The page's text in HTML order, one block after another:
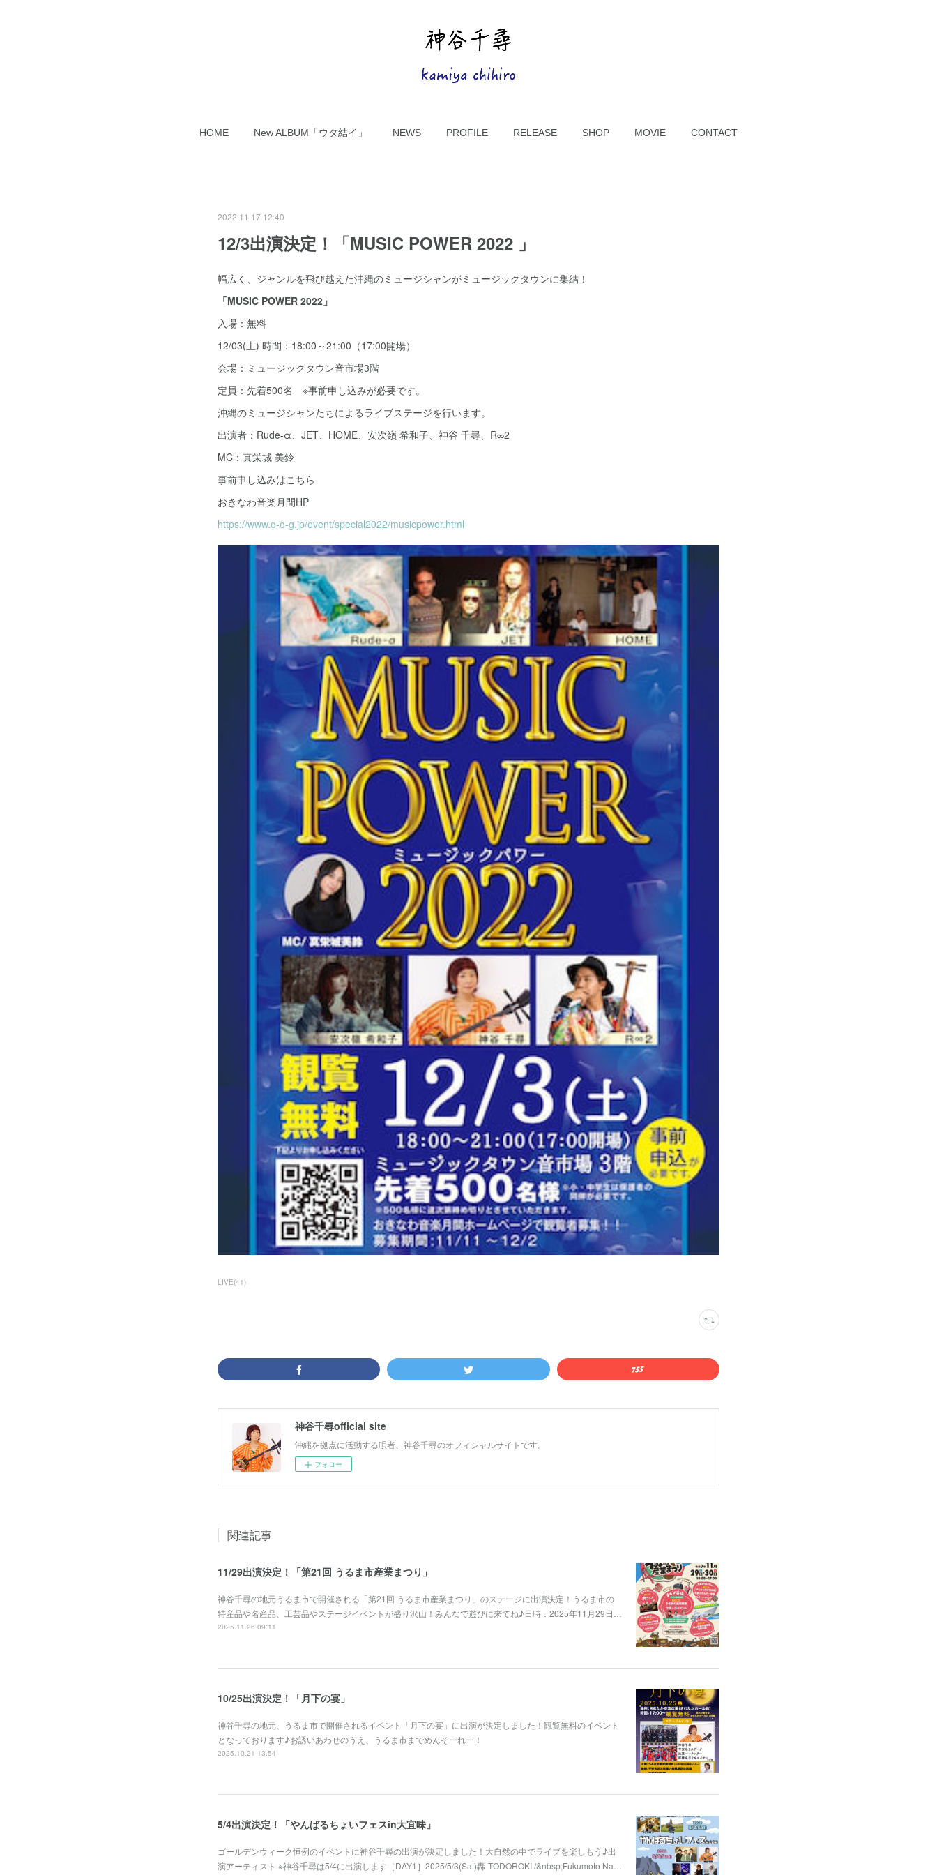
HOME New ALBUM「ウタ結イ」 NEWS PROFILE RELEASE SHOP MOVIE CONTACT
2022.11.17 12:40
12/3出演決定！「MUSIC POWER 2022 」
幅広く、ジャンルを飛び越えた沖縄のミュージシャンがミュージックタウンに集結！
「MUSIC POWER 2022」
入場：無料
12/03(土) 時間：18:00～21:00（17:00開場）
会場：ミュージックタウン音市場3階
定員：先着500名 ※事前申し込みが必要です。
沖縄のミュージシャンたちによるライブステージを行います。
出演者：Rude-α、JET、HOME、安次嶺 希和子、神谷 千尋、R∞2
MC：真栄城 美鈴
事前申し込みはこちら
おきなわ音楽月間HP
https://www.o-o-g.jp/event/special2022/musicpower.html
LIVE(41)
神谷千尋official site
沖縄を拠点に活動する唄者、神谷千尋のオフィシャルサイトです。
フォロー
関連記事
11/29出演決定！「第21回 うるま市産業まつり」
神谷千尋の地元うるま市で開催される「第21回 うるま市産業まつり」のステージに出演決定！うるま市の
特産品や名産品、工芸品やステージイベントが盛り沢山！みんなで遊びに来てね♪日時：2025年11月29日…
2025.11.26 09:11
10/25出演決定！「月下の宴」
神谷千尋の地元、うるま市で開催されるイベント「月下の宴」に出演が決定しました！観覧無料のイベント
となっております♪お誘いあわせのうえ、うるま市までめんそーれー！
2025.10.21 13:54
5/4出演決定！「やんばるちょいフェスin大宜味」
ゴールデンウィーク恒例のイベントに神谷千尋の出演が決定しました！大自然の中でライブを楽しもう♪出
演アーティスト ※神谷千尋は5/4に出演します［DAY1］2025/5/3(Sat)轟-TODOROKI /&nbsp;Fukumoto Na…